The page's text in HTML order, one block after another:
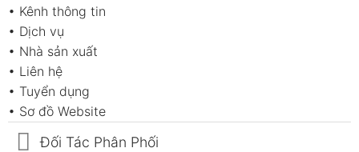
Ứng dụng sản phẩm
Giám sát nhiệt độ – độ ẩm trong kho hàng,
Datalogging môi trường trong phòng thí
nghiệm, phòng sạch.
Ứng dụng trong HVAC, kiểm tra điều hòa –
• Kênh thông tin
• Dịch vụ
• Nhà sản xuất
• Liên hệ
• Tuyển dụng
• Sơ đồ Website
Đối Tác Phân Phối